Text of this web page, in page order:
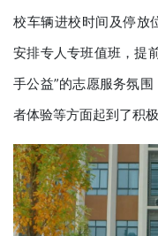
校车辆进校时间及停放
安排专人专班值班，提
手公益”的志愿服务氛
者体验等方面起到了积极